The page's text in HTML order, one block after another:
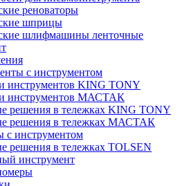
реноваторы
шприцы
шлифмашины ленточные
с инструментом
инструментов KING TONY
инструментов МАСТАК
решения в тележках KING TONY
решения в тележках МАСТАК
с инструментом
решения в тележках TOLSEN
инструмент